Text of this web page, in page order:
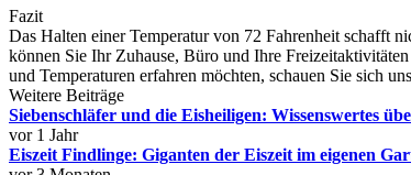
Fazit
Das Halten einer Temperatur von 72 Fahrenheit schafft
können Sie Ihr Zuhause, Büro und Ihre
und Temperaturen erfahren möchten, schauen Sie sich
Weitere Beiträge
Siebenschläfer und die Eisheiligen: Wissenswertes
vor 1 Jahr
Eiszeit Findlinge: Giganten der Eiszeit im eigenen